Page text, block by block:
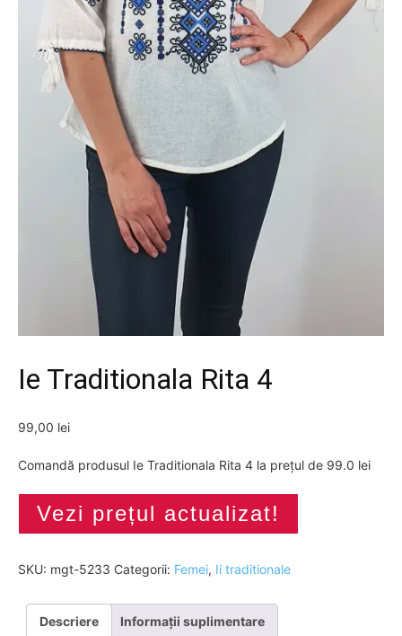
Ie Traditionala Rita 4
99,00 lei
Comandă produsul Ie Traditionala Rita 4 la prețul de 99.0 lei
Vezi prețul actualizat!
SKU: mgt-5233 Categorii: Femei, Ii traditionale
Descriere Informații suplimentare